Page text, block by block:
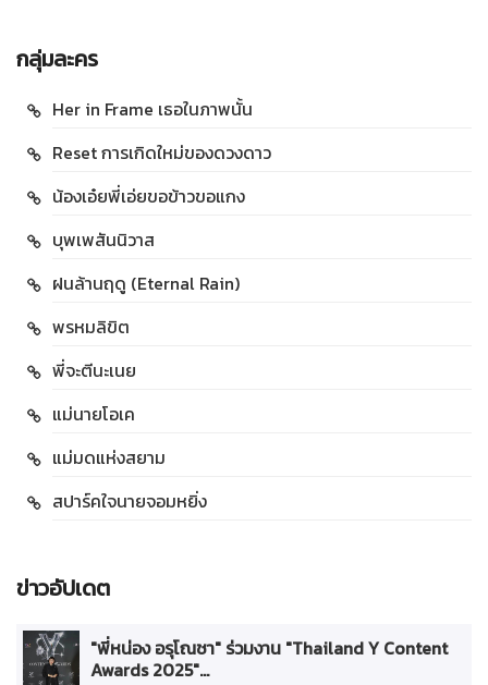
กลุ่มละคร
Her in Frame เธอในภาพนั้น
Reset การเกิดใหม่ของดวงดาว
น้องเอ๋ยพี่เอ่ยขอข้าวขอแกง
บุพเพสันนิวาส
ฝนล้านฤดู (Eternal Rain)
พรหมลิขิต
พี่จะตีนะเนย
แม่นายโอเค
แม่มดแห่งสยาม
สปาร์คใจนายจอมหยิ่ง
ข่าวอัปเดต
"พี่หน่อง อรุโณชา" ร่วมงาน "Thailand Y Content
Awards 2025"...